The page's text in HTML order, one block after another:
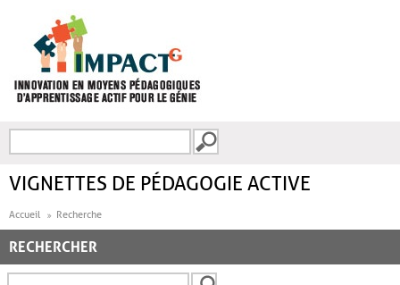
FORMULAIRE DE
VIGNETTES DE PÉDAGOGIE ACTIVE
Accueil Recherche
RECHERCHER